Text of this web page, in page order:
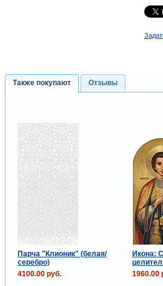
Также покупают Отзывы
Парча "Клионик" (белая/
серебро)
Икона:
4100.00 руб.
1960.00